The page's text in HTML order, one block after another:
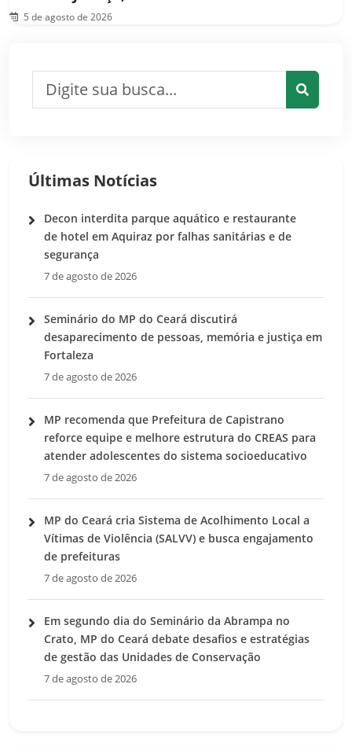
5 de agosto de 2026
Últimas Notícias
Decon interdita parque aquático e restaurante
de hotel em Aquiraz por falhas sanitárias e de
segurança
7 de agosto de 2026
Seminário do MP do Ceará discutirá
desaparecimento de pessoas, memória e justiça em
Fortaleza
7 de agosto de 2026
MP recomenda que Prefeitura de Capistrano
reforce equipe e melhore estrutura do CREAS para
atender adolescentes do sistema socioeducativo
7 de agosto de 2026
MP do Ceará cria Sistema de Acolhimento Local a
Vítimas de Violência (SALVV) e busca engajamento
de prefeituras
7 de agosto de 2026
Em segundo dia do Seminário da Abrampa no
Crato, MP do Ceará debate desafios e estratégias
de gestão das Unidades de Conservação
7 de agosto de 2026